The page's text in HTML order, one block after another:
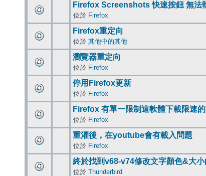
Firefox Screenshots 快速按鈕 無法
位於 Firefox
Firefox重定向
位於 其他中的其他
瀏覽器重定向
位於 Firefox
停用Firefox更新
位於 Firefox
Firefox 有單一限制這軟體下載限速
位於 Firefox
重灌後，在youtube會有載入問題
位於 Firefox
終於找到v68-v74修改文字顏色&大
位於 Thunderbird